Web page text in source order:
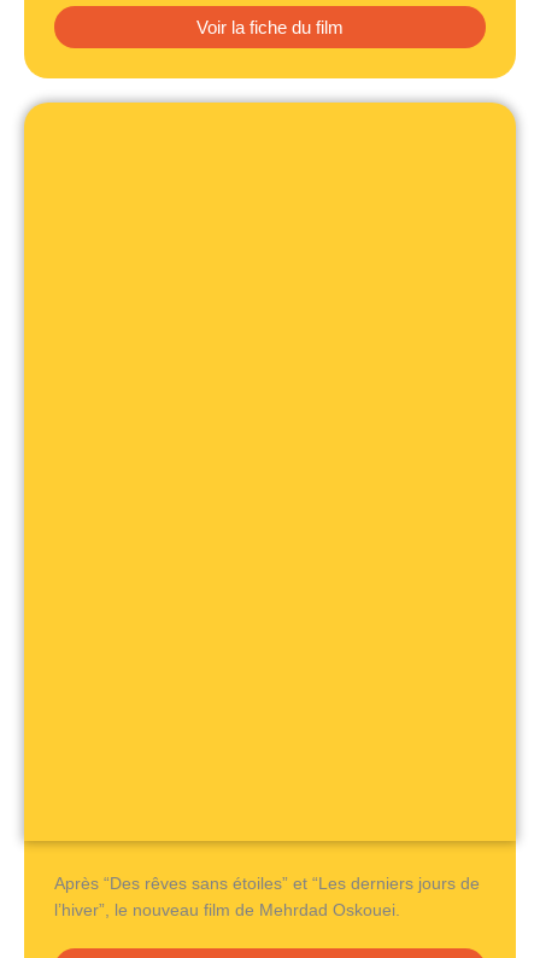
Voir la fiche du film
Après “Des rêves sans étoiles” et “Les derniers jours de
l’hiver”, le nouveau film de Mehrdad Oskouei.